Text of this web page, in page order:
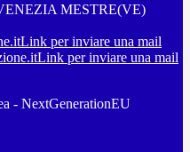
MESTRE(VE)
Link per inviare una mail
Link per inviare una mail
- NextGenerationEU